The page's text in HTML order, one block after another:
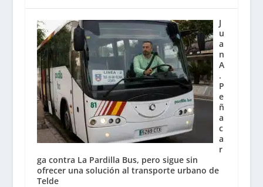
J
u
a
n
A
.
P
e
ñ
a
c
a
r
ga contra La Pardilla Bus, pero sigue sin
ofrecer una solución al transporte urbano de
Telde